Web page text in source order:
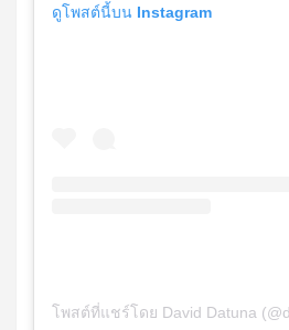
ดูโพสต์นี้บน Instagram
โพสต์ที่แชร์โดย David Datuna